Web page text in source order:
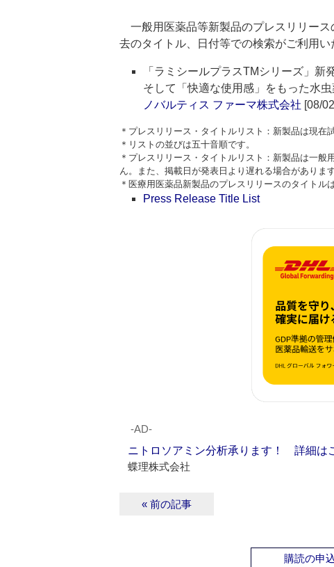
一般用医薬品等新製品のプレスリリース
去のタイトル、日付等での検索がご利用い
「ラミシールプラスTMシリーズ」新
そして「快適な使用感」をもった水虫
ノバルティス ファーマ株式会社 [08/
＊プレスリリース・タイトルリスト：新製品は現在
＊リストの並びは五十音順です。
＊プレスリリース・タイトルリスト：新製品は一
ん。また、掲載日が発表日より遅れる場合がありま
＊医療用医薬品新製品のプレスリリースのタイトル
Press Release Title List
‐AD‐
ニトロソアミン分析承ります！ 詳細は
蝶理株式会社
« 前の記事
購読の申